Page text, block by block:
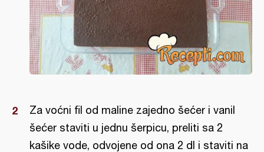
Za voćni fil od maline zajedno šećer i vanil
šećer staviti u jednu šerpicu, preliti sa 2
kašike vode, odvojene od ona 2 dl i staviti na